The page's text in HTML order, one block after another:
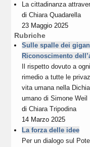
La cittadinanza
diChiara Quadarella
23 Maggio 2025
Rubriche
Sulle spalle dei
Riconoscimento
Il rispetto dovuto a
rimedio a tutte le
vita umana nella
umano di Simone Weil
diChiara Tripodina
14 Marzo 2025
La forza delle idee
Per un dialogo sul